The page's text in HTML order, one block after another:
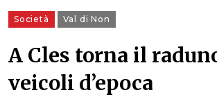
Società Val di Non
A Cles torna il
veicoli d’epoca